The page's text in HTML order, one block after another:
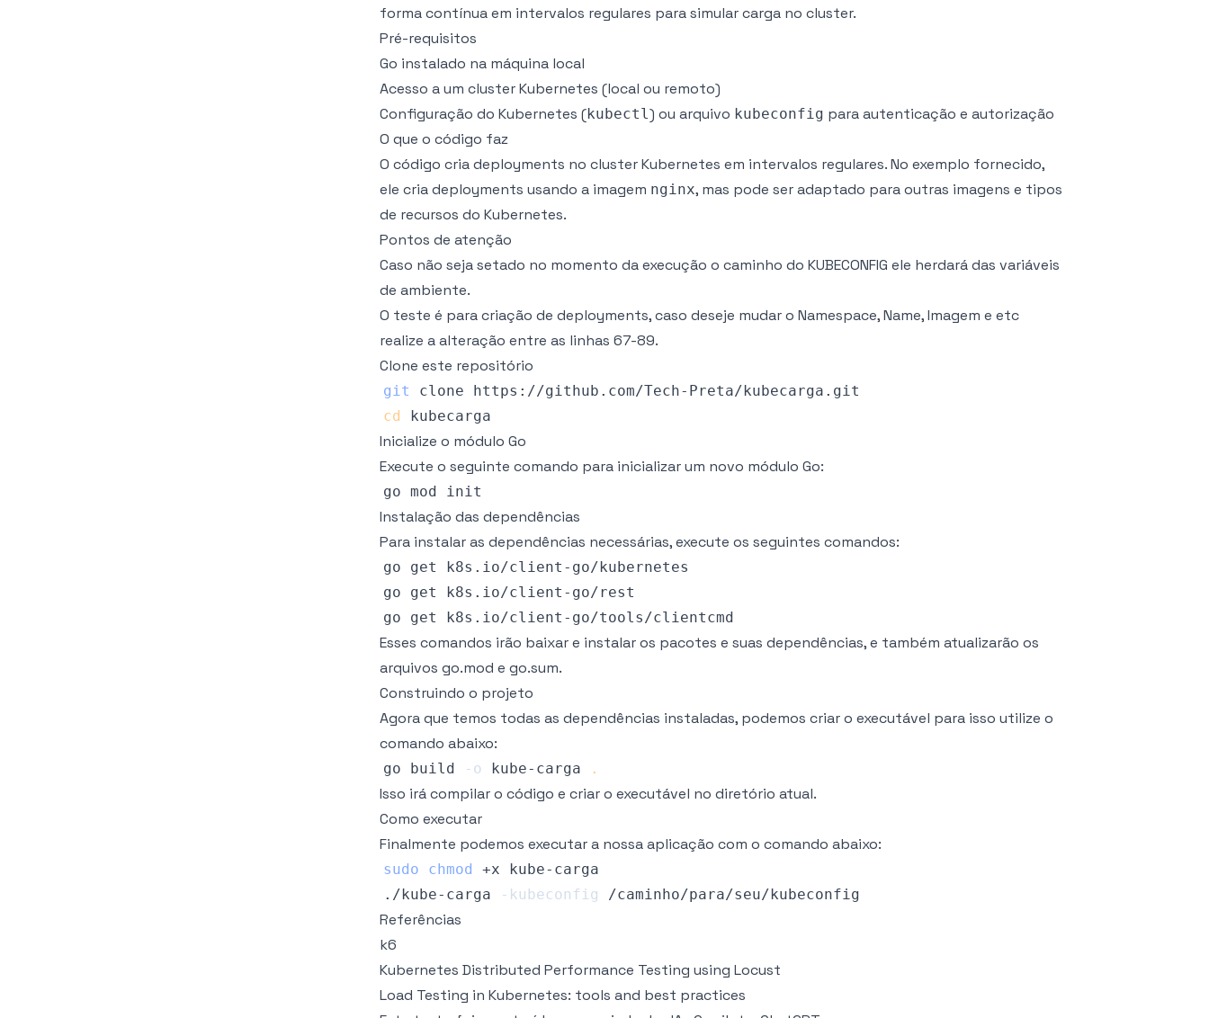
forma contínua em intervalos regulares para simular carga no cluster.
Pré-requisitos
Go instalado na máquina local
Acesso a um cluster Kubernetes (local ou remoto)
Configuração do Kubernetes (kubectl ) ou arquivo kubeconfig para autenticação e autorização
O que o código faz
O código cria deployments no cluster Kubernetes em intervalos regulares. No exemplo fornecido,
ele cria deployments usando a imagem nginx, mas pode ser adaptado para outras imagens e tipos
de recursos do Kubernetes.
Pontos de atenção
Caso não seja setado no momento da execução o caminho do KUBECONFIG ele herdará das variáveis
de ambiente.
O teste é para criação de deployments, caso deseje mudar o Namespace, Name, Imagem e etc
realize a alteração entre as linhas 67-89.
Clone este repositório
git
cd
Inicialize o módulo Go
Execute o seguinte comando para inicializar um novo módulo Go:
Instalação das dependências
Para instalar as dependências necessárias, execute os seguintes comandos:
Esses comandos irão baixar e instalar os pacotes e suas dependências, e também atualizarão os
arquivos go.mod e go.sum.
Construindo o projeto
Agora que temos todas as dependências instaladas, podemos criar o executável para isso utilize o
comando abaixo:
go build -o kube-carga .
Isso irá compilar o código e criar o executável no diretório atual.
Como executar
Finalmente podemos executar a nossa aplicação com o comando abaixo:
sudo chmod
./kube-carga
-kubeconfig
Referências
k6
Kubernetes Distributed Performance Testing using Locust
Load Testing in Kubernetes: tools and best practices